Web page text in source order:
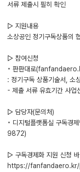
서류 제출시 필히 확인
▷ 지원내용
소상공인 정기구독상품의
▷ 참여신청
◦ 판판대로
: 정기구독 상품기술서, 소
- 제출 서류 유효기간 사업
▷ 담당자(문의처)
◦ 디지털플랫폼실 구독경
9872)
▷ 구독경제화 지원 신청 바
https://